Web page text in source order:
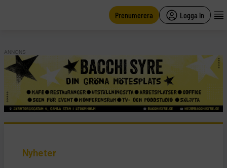
Prenumerera Logga in
ANNONS
Nyheter